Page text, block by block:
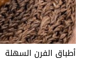
أطباق الفرن السهلة